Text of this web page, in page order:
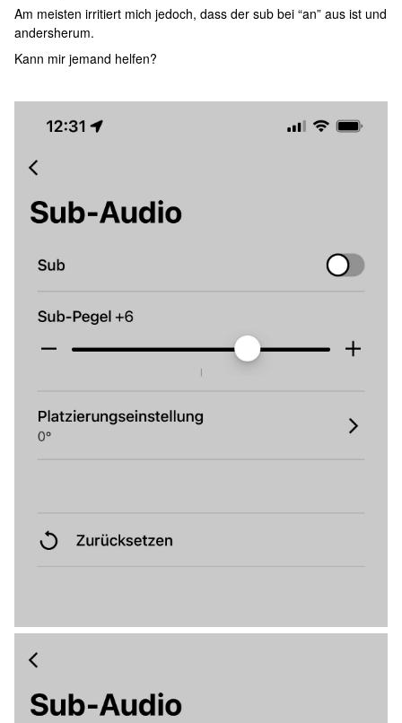
Am meisten irritiert mich jedoch, dass der sub bei “an” aus ist und
andersherum.
Kann mir jemand helfen?